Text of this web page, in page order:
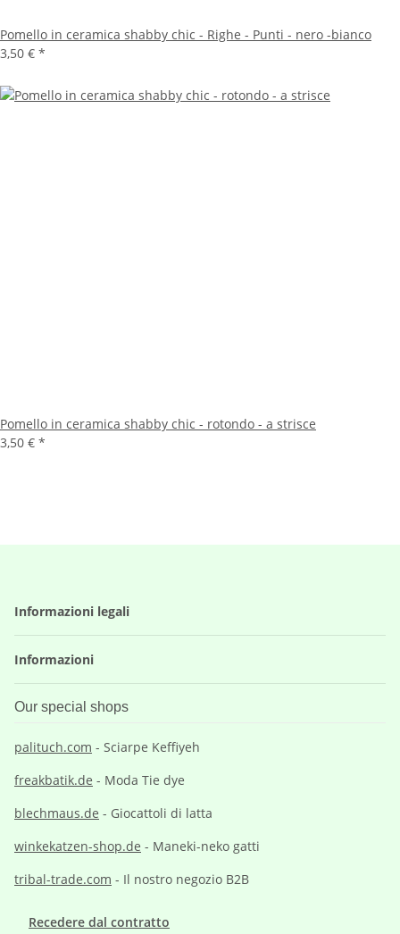
Pomello in ceramica shabby chic - Righe - Punti - nero -bianco
3,50 € *
Pomello in ceramica shabby chic - rotondo - a strisce
3,50 € *
Informazioni legali
Informazioni
Our special shops
palituch.com - Sciarpe Keffiyeh
freakbatik.de - Moda Tie dye
blechmaus.de - Giocattoli di latta
winkekatzen-shop.de - Maneki-neko gatti
tribal-trade.com - Il nostro negozio B2B
Recedere dal contratto